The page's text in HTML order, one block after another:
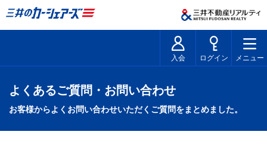
入会 ログイン メニュー
よくあるご質問・お問い合わせ
お客様からよくお問い合わせいただくご質問をまとめました。